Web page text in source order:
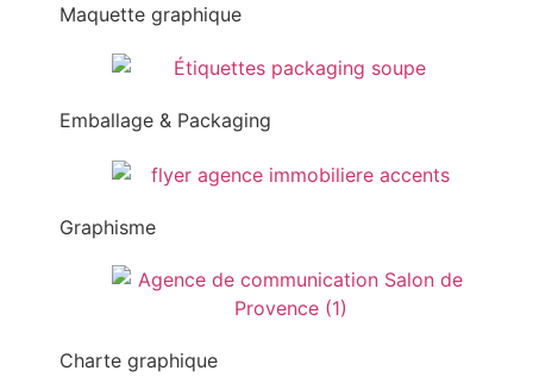
Maquette graphique
Emballage & Packaging
Graphisme
Charte graphique